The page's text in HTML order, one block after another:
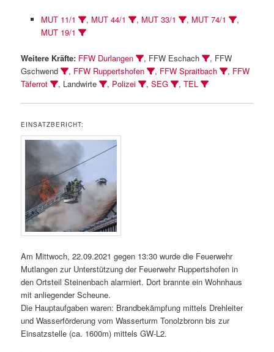
MUT 11/1 , MUT 44/1 , MUT 33/1 , MUT 74/1
,
MUT 19/1
Weitere Kräfte: FFW Durlangen , FFW Eschach
, FFW
Gschwend
, FFW Ruppertshofen , FFW Spraitbach , FFW
Täferrot
, Landwirte , Polizei ,SEG ,TEL
EINSATZBERICHT:
Am Mittwoch, 22.09.2021 gegen 13:30 wurde die Feuerwehr
Mutlangen zur Unterstützung der Feuerwehr Ruppertshofen in
den Ortsteil Steinenbach alarmiert. Dort brannte ein Wohnhaus
mit anliegender Scheune.
Die Hauptaufgaben waren: Brandbekämpfung mittels Drehleiter
und Wasserförderung vom Wasserturm Tonolzbronn bis zur
Einsatzstelle (ca. 1600m) mittels GW-L2.